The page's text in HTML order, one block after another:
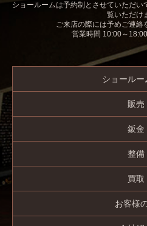
ショールームは予約制とさせていただ
覧いただけ
ご来店の際には予めご連絡
営業時間 10:00～
ショールー
販売
鈑金
整備
買取
お客様